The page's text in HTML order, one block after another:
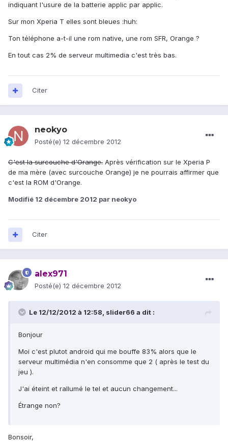
indiquant l'usure de la batterie applic par applic.
Sur mon Xperia T elles sont bleues :huh:
Ton téléphone a-t-il une rom native, une rom SFR, Orange ?
En tout cas 2% de serveur multimedia c'est très bas.
Citer
neokyo
Posté(e) 12 décembre 2012
C'est la surcouche d'Orange. Après vérification sur le Xperia P
de ma mère (avec surcouche Orange) je ne pourrais affirmer que
c'est la ROM d'Orange.
Modifié 12 décembre 2012 par neokyo
Citer
alex971
Posté(e) 12 décembre 2012
Le 12/12/2012 à 12:58, slider66 a dit :
Bonjour
Moi c'est plutot android qui me bouffe 83% alors que le
serveur multimédia n'en consomme que 2 ( après le test du
jeu ).
J'ai éteint et rallumé le tel et aucun changement...
Étrange non?
Bonsoir,